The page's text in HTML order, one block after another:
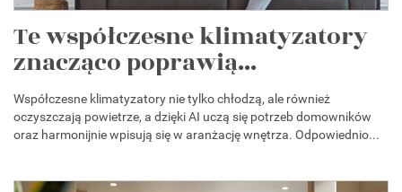
Te współczesne klimatyzatory
znacząco poprawią...
Współczesne klimatyzatory nie tylko chłodzą, ale również
oczyszczają powietrze, a dzięki AI uczą się potrzeb domowników
oraz harmonijnie wpisują się w aranżację wnętrza. Odpowiednio...